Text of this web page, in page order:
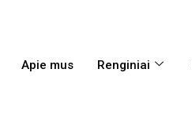
Apie mus Renginiai